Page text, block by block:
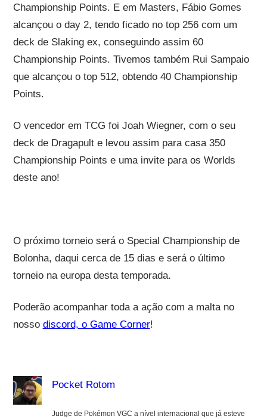
Championship Points. E em Masters, Fábio Gomes
alcançou o day 2, tendo ficado no top 256 com um
deck de Slaking ex, conseguindo assim 60
Championship Points. Tivemos também Rui Sampaio
que alcançou o top 512, obtendo 40 Championship
Points.
O vencedor em TCG foi Joah Wiegner, com o seu
deck de Dragapult e levou assim para casa 350
Championship Points e uma invite para os Worlds
deste ano!
O próximo torneio será o Special Championship de
Bolonha, daqui cerca de 15 dias e será o último
torneio na europa desta temporada.
Poderão acompanhar toda a ação com a malta no
nosso discord, o Game Corner!
Pocket Rotom
Judge de Pokémon VGC a nível internacional que já esteve